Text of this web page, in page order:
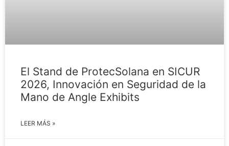
El Stand de ProtecSolana en SICUR
2026, Innovación en Seguridad de la
Mano de Angle Exhibits
LEER MÁS »